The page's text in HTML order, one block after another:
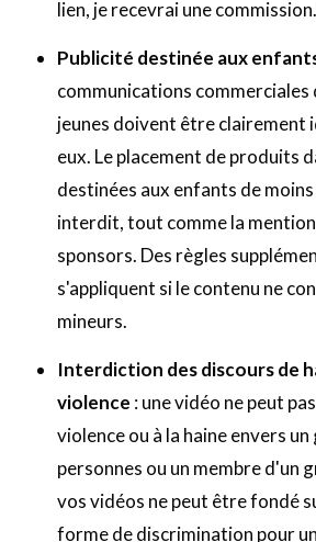
lien, je recevrai une
Publicité destinée aux
communications commerciales
jeunes doivent être clairement
eux. Le placement de produits
destinées aux enfants de
interdit, tout comme la
sponsors. Des règles
s'appliquent si le contenu ne
mineurs.
Interdiction des discours de
violence : une vidéo ne peut
violence ou à la haine envers
personnes ou un membre d'un
vos vidéos ne peut être fondé
forme de discrimination pour